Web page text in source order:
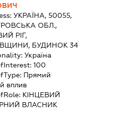
УКРАЇНА, 50055,
ОБЛ.,
РІГ,
БУДИНОК 34
Україна
100
Прямий
вплив
КІНЦЕВИЙ
ВЛАСНИК